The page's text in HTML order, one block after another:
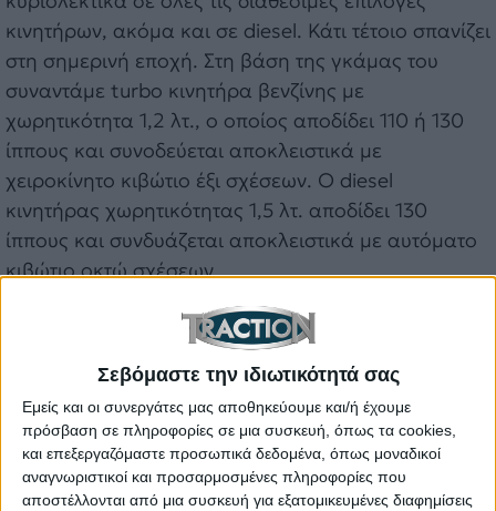
Σεβόμαστε την ιδιωτικότητά σας
Εμείς και οι συνεργάτες μας αποθηκεύουμε και/ή έχουμε
πρόσβαση σε πληροφορίες σε μια συσκευή, όπως τα cookies,
και επεξεργαζόμαστε προσωπικά δεδομένα, όπως μοναδικοί
αναγνωριστικοί και προσαρμοσμένες πληροφορίες που
αποστέλλονται από μια συσκευή για εξατομικευμένες διαφημίσεις
κινητήρων, ακόμα και σε diesel. Κάτι τέτοιο σπανίζει
στη σημερινή εποχή. Στη βάση της γκάμας του
συναντάμε turbo κινητήρα βενζίνης με
χωρητικότητα 1,2 λτ., ο οποίος αποδίδει 110 ή 130
ίππους και συνοδεύεται αποκλειστικά με
χειροκίνητο κιβώτιο έξι σχέσεων. Ο diesel
κινητήρας χωρητικότητας 1,5 λτ. αποδίδει 130
ίππους και συνδυάζεται αποκλειστικά με αυτόματο
κιβώτιο οκτώ σχέσεων.